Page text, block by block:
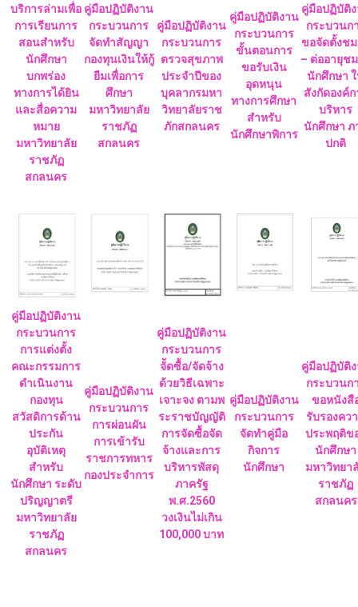
บริการล่ามเพื่อ
การเรียนการ
สอนสำหรับ
นักศึกษา
บกพร่อง
ทางการได้ยิน
และสื่อความ
หมาย
มหาวิทยาลัย
ราชภัฏ
สกลนคร
คู่มือปฏิบัติงาน
กระบวนการ
จัดทำสัญญา
กองทุนเงินให้กู้
ยืมเพื่อการ
ศึกษา
มหาวิทยาลัย
ราชภัฏ
สกลนคร
คู่มือปฏิบัติงาน
กระบวนการ
ตรวจสุขภาพ
ประจำปีของ
บุคลากรมหา
วิทยาลัยราช
ภักสกลนคร
คู่มือปฏิบัติงาน
กระบวนการ
ขั้นตอนการ
ขอรับเงิน
อุดหนุน
ทางการศึกษา
สำหรับ
นักศึกษาพิการ
คู่มือปฏิบัติ
กระบวนก
ขอจัดตั้งช
– ต่ออายุช
นักศึกษา
สังกัดองค์ก
บริหาร
นักศึกษา ภ
ปกติ
คู่มือปฏิบัติงาน
กระบวนการ
การแต่งตั้ง
คณะกรรมการ
ดำเนินงาน
กองทุน
สวัสดิการด้าน
ประกัน
อุบัติเหตุ
สำหรับ
นักศึกษา ระดับ
ปริญญาตรี
มหาวิทยาลัย
ราชภัฏ
สกลนคร
คู่มือปฏิบัติงาน
กระบวนการ
การผ่อนผัน
การเข้ารับ
ราชการทหาร
กองประจำการ
คู่มือปฏิบัติงาน
กระบวนการ
จััดซื้อ/จัดจ้าง
ด้วยวิธีเฉพาะ
เจาะจง ตามพ
ระราชบัญญัติ
การจัดซื้อจัด
จ้างและการ
บริหารพัสดุ
ภาครัฐ
พ.ศ.2560
วงเงินไม่เกิน
100,000 บาท
คู่มือปฏิบัติงาน
กระบวนการ
จัดทำคู่มือ
กิจการ
นักศึกษา
คู่มือปฏิบัติ
กระบวนก
ขอหนังสื
รับรองคว
ประพฤติข
นักศึกษา
มหาวิทยา
ราชภัฏ
สกลนคร